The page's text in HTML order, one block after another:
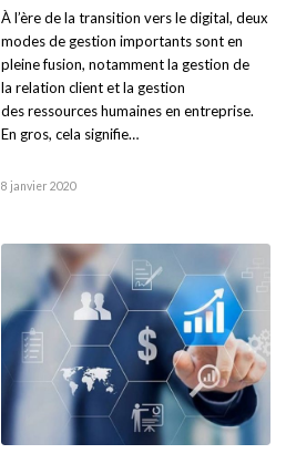
À l’ère de la transition vers le digital, deux
modes de gestion importants sont en
pleine fusion, notamment la gestion de
la relation client et la gestion
des ressources humaines en entreprise.
En gros, cela signifie…
8 janvier 2020